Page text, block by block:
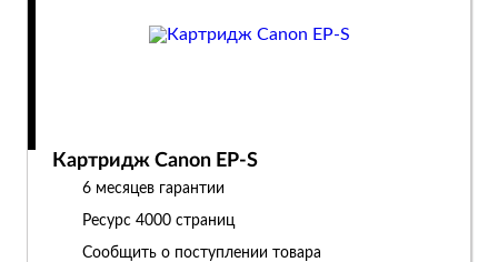
Картридж Canon EP-S
6 месяцев гарантии
Ресурс 4000 страниц
Сообщить о поступлении товара